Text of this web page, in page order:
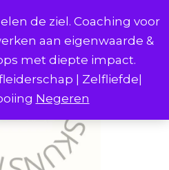
de ziel. Coaching voor
aan eigenwaarde &
met diepte impact.
| Zelfliefde|
Negeren